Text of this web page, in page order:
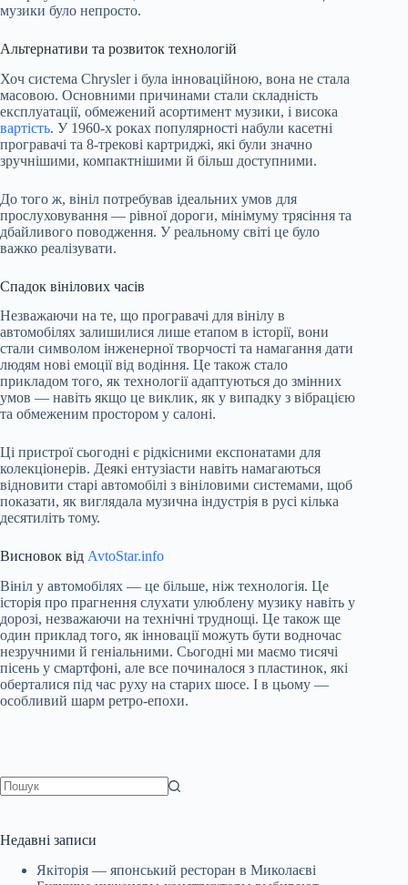
музики було непросто.
Альтернативи та розвиток технологій
Хоч система Chrysler і була інноваційною, вона не стала
масовою. Основними причинами стали складність
експлуатації, обмежений асортимент музики, і висока
вартість. У 1960-х роках популярності набули касетні
програвачі та 8-трекові картриджі, які були значно
зручнішими, компактнішими й більш доступними.
До того ж, вініл потребував ідеальних умов для
прослуховування — рівної дороги, мінімуму трясіння та
дбайливого поводження. У реальному світі це було
важко реалізувати.
Спадок вінілових часів
Незважаючи на те, що програвачі для вінілу в
автомобілях залишилися лише етапом в історії, вони
стали символом інженерної творчості та намагання дати
людям нові емоції від водіння. Це також стало
прикладом того, як технології адаптуються до змінних
умов — навіть якщо це виклик, як у випадку з вібрацією
та обмеженим простором у салоні.
Ці пристрої сьогодні є рідкісними експонатами для
колекціонерів. Деякі ентузіасти навіть намагаються
відновити старі автомобілі з вініловими системами, щоб
показати, як виглядала музична індустрія в русі кілька
десятиліть тому.
Висновок від AvtoStar.info
Вініл у автомобілях — це більше, ніж технологія. Це
історія про прагнення слухати улюблену музику навіть у
дорозі, незважаючи на технічні труднощі. Це також ще
один приклад того, як інновації можуть бути водночас
незручними й геніальними. Сьогодні ми маємо тисячі
пісень у смартфоні, але все починалося з пластинок, які
оберталися під час руху на старих шосе. І в цьому —
особливий шарм ретро-епохи.
Недавні записи
Якіторія — японський ресторан в Миколаєві